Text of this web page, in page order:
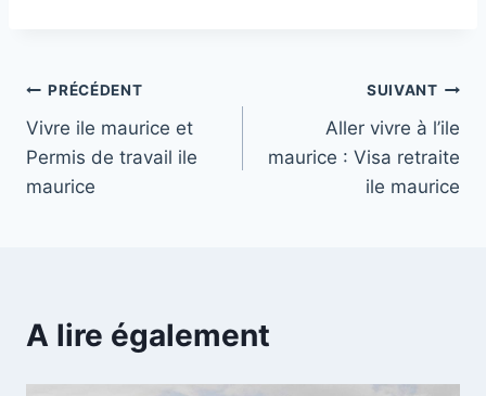
Navigation
de
l’article
PRÉCÉDENT
Vivre ile maurice et
Permis de travail ile
maurice
SUIVANT
Aller vivre à l’ile
maurice : Visa retraite
ile maurice
A lire également